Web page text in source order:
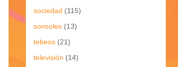
sociedad (115)
sonsoles (13)
tebeos (21)
televisión (14)